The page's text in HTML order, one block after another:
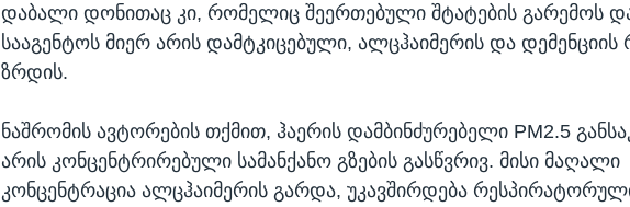
დაბალი დონითაც კი, რომელიც შეერთებული შტატების გარემოს
სააგენტოს მიერ არის დამტკიცებული, ალცჰაიმერის და დემენციის
ზრდის.
ნაშრომის ავტორების თქმით, ჰაერის დამბინძურებელი PM2.5
არის კონცენტრირებული სამანქანო გზების გასწვრივ. მისი მაღალი
კონცენტრაცია ალცჰაიმერის გარდა, უკავშირდება